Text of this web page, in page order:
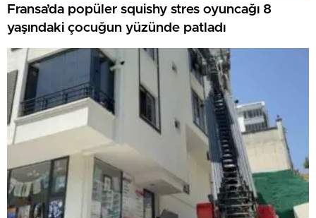
Fransa’da popüler squishy stres oyuncağı 8
yaşındaki çocuğun yüzünde patladı